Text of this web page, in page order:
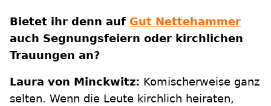
Bietet ihr denn auf Gut Nettehammer
auch Segnungsfeiern oder kirchlichen
Trauungen an?
Laura von Minckwitz: Komischerweise ganz
selten. Wenn die Leute kirchlich heiraten,